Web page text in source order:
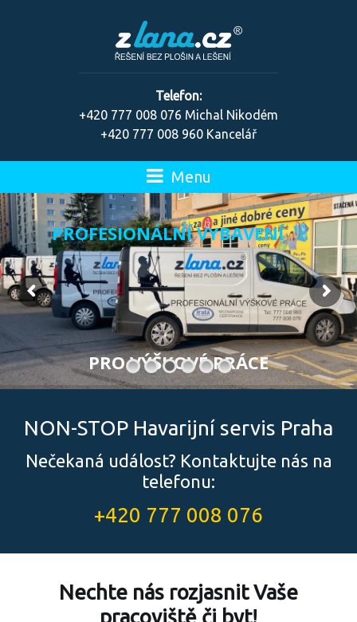
Telefon:
+420 777 008 076 Michal Nikodém
+420 777 008 960 Kancelář
Menu
PROFESIONÁLNÍ VYBAVENÍ
PRO VÝŠKOVÉ PRÁCE
NON-STOP Havarijní servis Praha
Nečekaná událost? Kontaktujte nás na
telefonu:
+420 777 008 076
Nechte nás rozjasnit Vaše
pracoviště či byt!